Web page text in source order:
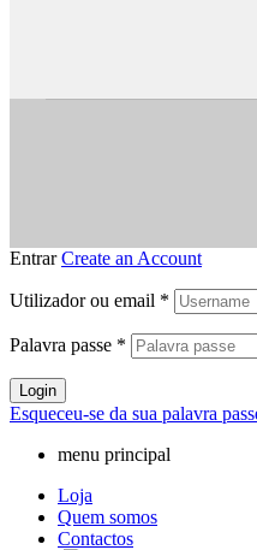
Entrar Create an Account
Utilizador ou email *
Palavra passe *
Login
Esqueceu-se da sua palavra
menu principal
Loja
Quem somos
Contactos